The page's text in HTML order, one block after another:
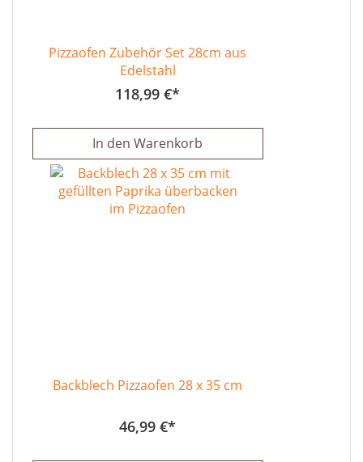
Pizzaofen Zubehör Set 28cm aus
Edelstahl
118,99 €
In den Warenkorb
Backblech Pizzaofen 28 x 35 cm
46,99 €